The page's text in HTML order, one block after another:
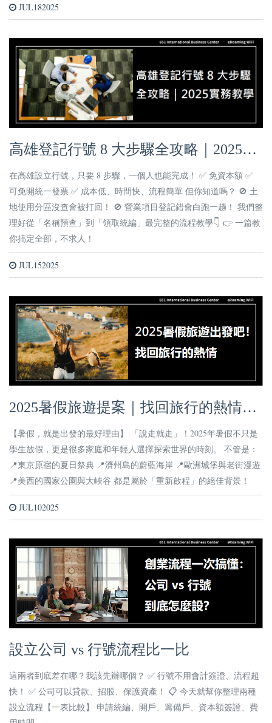
JUL182025
高雄登記行號 8 大步驟全攻略｜2025實
務教學
在高雄設立行號，只要 8 步驟，一個人也能完成！ ✅ 免資本額 ✅
可免開統一發票 ✅ 成本低、時間快、流程簡單 但你知道嗎？ 🚫 土
地使用分區沒查會被打回！ 🚫 營業項目登記錯會白跑一趟！ 我們整
理好從「名稱預查」到「領取統編」最完整的流程教學👇 👉 一篇教
你搞定全部，不求人！
JUL152025
2025暑假旅遊提案｜找回旅行的熱情，
出發吧！
【暑假，就是出發的最好理由】 「說走就走」！2025年暑假不只是
學生放假，更是很多家庭和年輕人選擇探索世界的時刻。 不管是：
📍東京原宿的夏日祭典 📍濟州島的蔚藍海岸 📍歐洲城堡與老街漫遊
📍美西的國家公園與大峽谷 都是屬於「重新啟程」的絕佳背景！
JUL102025
設立公司 vs 行號流程比一比
這兩者到底差在哪？我該先辦哪個？ ✅ 行號不用會計簽證、流程超
快！ ✅ 公司可以貸款、招股、保護資產！ 📋 今天就幫你整理兩種
設立流程【一表比較】 申請統編、開戶、籌備戶、資本額簽證、費